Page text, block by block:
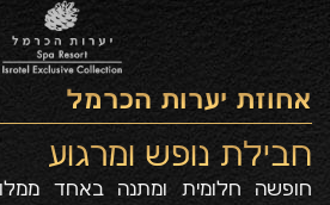
אחוזת יערות הכרמל
חבילת נופש ומרגוע
חופשה חלומית ומתנה באחד